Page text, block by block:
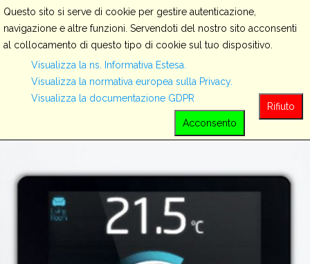
Servizi
View all
Questo sito si serve di cookie per gestire autenticazione,
navigazione e altre funzioni. Servendoti del nostro sito acconsenti
al collocamento di questo tipo di cookie sul tuo dispositivo.
Visualizza la ns. Informativa Estesa.
Visualizza la normativa europea sulla Privacy.
Visualizza la documentazione GDPR
Rifiuto
Acconsento